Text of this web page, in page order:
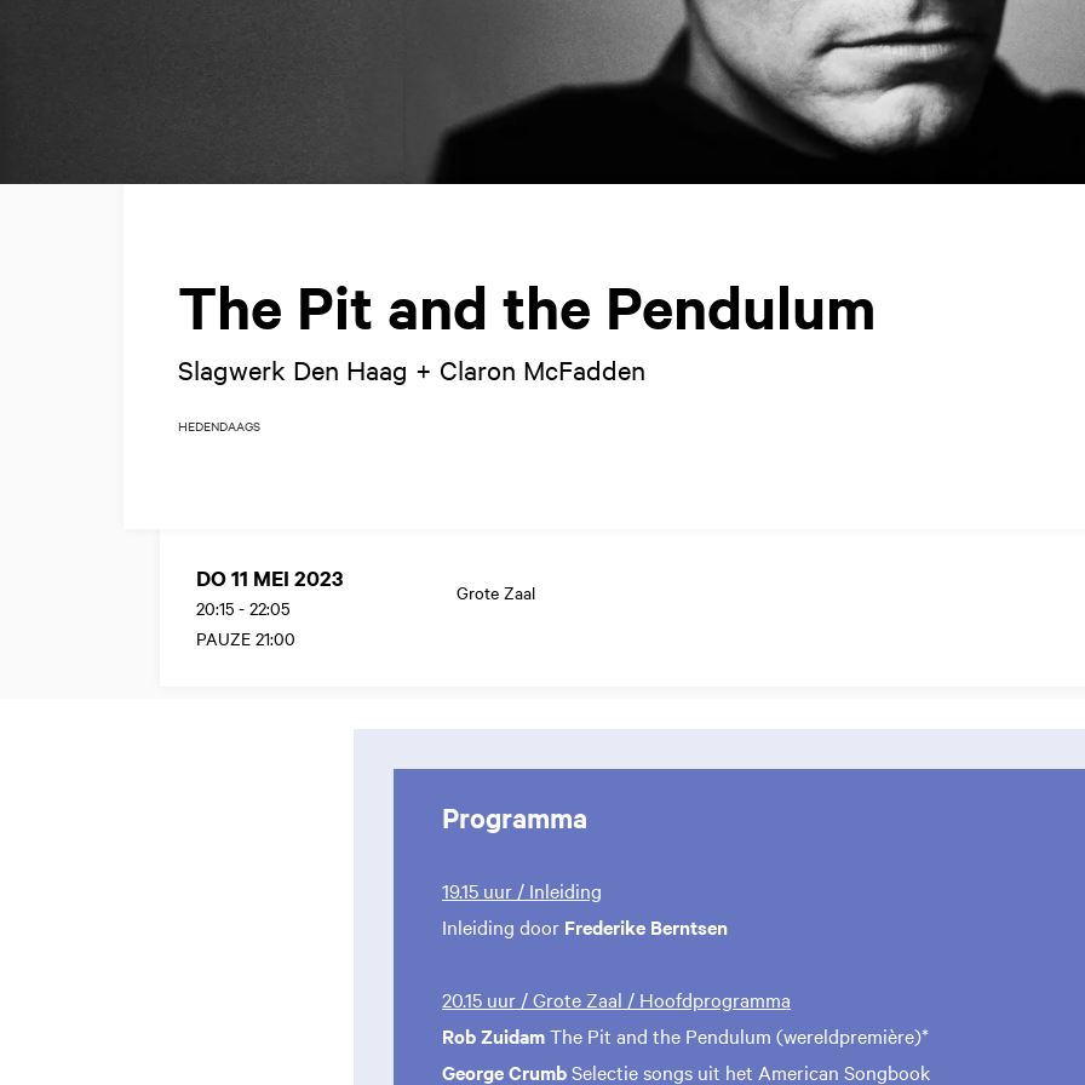
The Pit and the Pendulum
Slagwerk Den Haag + Claron McFadden
HEDENDAAGS
DO 11 MEI 2023
20:15 - 22:05
PAUZE 21:00
Grote Zaal
Programma
19.15 uur / Inleiding
Inleiding door Frederike Berntsen
20.15 uur / Grote Zaal / Hoofdprogramma
Rob ZuidamThe Pit and the Pendulum (wereldpremière)*
George CrumbSelectie songs uit het American Songbook